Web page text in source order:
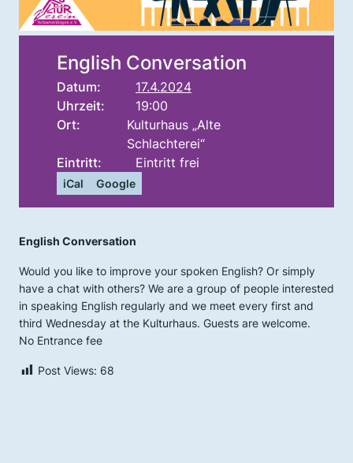
English Conversation
Datum:
17.4.2024
Uhrzeit:
19:00
Ort:
Kulturhaus „Alte
Schlachterei“
Eintritt:
Eintritt frei
iCal Google
English Conversation
Would you like to improve your spoken English? Or simply
have a chat with others? We are a group of people interested
in speaking English regularly and we meet every first and
third Wednesday at the Kulturhaus. Guests are welcome.
No Entrance fee
Post Views: 68